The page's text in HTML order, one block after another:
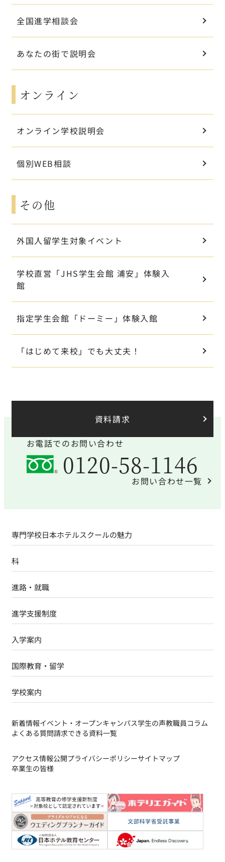
全国進学相談会
あなたの街で説明会
オンライン
オンライン学校説明会
個別WEB相談
その他
外国人留学生対象イベント
学校直営「JHS学生会館 浦安」体験入
館
指定学生会館「ドーミー」体験入館
「はじめて来校」でも大丈夫！
資料請求
お電話でのお問い合わせ
0120-58-1146
お問い合わせ一覧
専門学校日本ホテルスクールの魅力
科
進路・就職
進学支援制度
入学案内
国際教育・留学
学校案内
新着情報イベント・オープンキャンパス学生の声教職員コラム
よくある質問請求できる資料一覧
アクセス情報公開プライバシーポリシーサイトマップ
卒業生の皆様